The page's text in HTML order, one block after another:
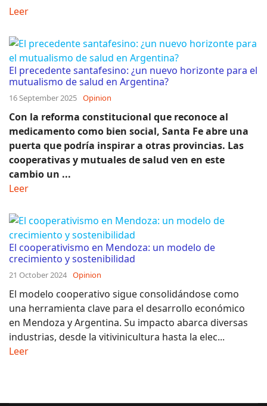
Leer
El precedente santafesino: ¿un nuevo horizonte para el
mutualismo de salud en Argentina?
16 September 2025 Opinion
Con la reforma constitucional que reconoce al
medicamento como bien social, Santa Fe abre una
puerta que podría inspirar a otras provincias. Las
cooperativas y mutuales de salud ven en este
cambio un ...
Leer
El cooperativismo en Mendoza: un modelo de
crecimiento y sostenibilidad
21 October 2024 Opinion
El modelo cooperativo sigue consolidándose como
una herramienta clave para el desarrollo económico
en Mendoza y Argentina. Su impacto abarca diversas
industrias, desde la vitivinicultura hasta la elec...
Leer